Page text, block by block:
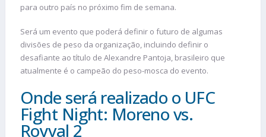
para outro país no próximo fim de semana.
Será um evento que poderá definir o futuro de algumas
divisões de peso da organização, incluindo definir o
desafiante ao título de Alexandre Pantoja, brasileiro que
atualmente é o campeão do peso-mosca do evento.
Onde será realizado o UFC
Fight Night: Moreno vs.
Royval 2